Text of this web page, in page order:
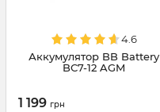
4.6
Аккумулятор BB Battery
BС7-12 AGM
1 199 грн